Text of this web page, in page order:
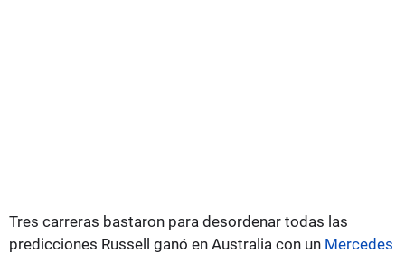
Tres carreras bastaron para desordenar todas las
predicciones Russell ganó en Australia con un Mercedes